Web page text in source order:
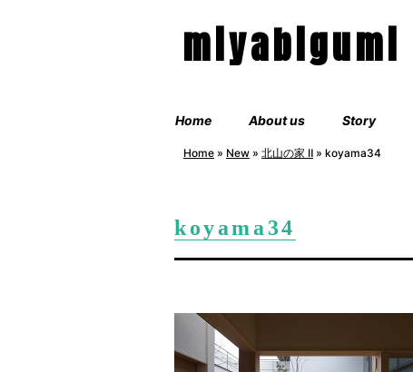
miyabigumi
Home About us Story
Home » New » 北山の家 Ⅱ » koyama34
koyama34